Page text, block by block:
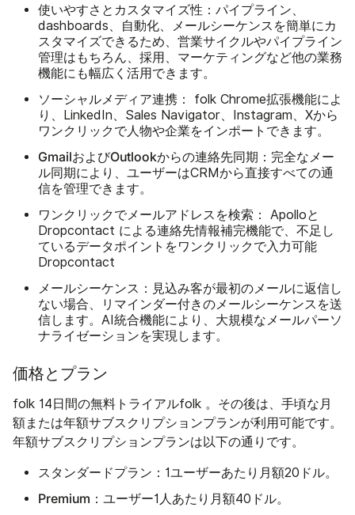
使いやすさとカスタマイズ性： パイプライン、
dashboards、自動化、メールシーケンスを簡単にカ
スタマイズできるため、営業サイクルやパイプライン
管理はもちろん、採用、マーケティングなど他の業務
機能にも幅広く活用できます。
ソーシャルメディア連携：
folk Chrome拡張機能によ
り、LinkedIn、Sales Navigator、Instagram、Xから
ワンクリックで人物や企業をインポートできます。
GmailおよびOutlookからの連絡先同期： 完全なメー
ル同期により、ユーザーはCRMから直接すべての通
信を管理できます。
ワンクリックでメールアドレスを検索：
Apolloと
Dropcontact による連絡先情報補完機能で、不足し
ているデータポイントをワンクリックで入力可能
Dropcontact
メールシーケンス： 見込み客が最初のメールに返信し
ない場合、リマインダー付きのメールシーケンスを送
信します。AI統合機能により、大規模なメールパーソ
ナライゼーションを実現します。
価格とプラン
folk 14日間の無料トライアルfolk 。その後は、手頃な月
額または年額サブスクリプションプランが利用可能です。
年額サブスクリプションプランは以下の通りです。
スタンダードプラン： 1ユーザーあたり月額20ドル。
Premium： ユーザー1人あたり月額40ドル。